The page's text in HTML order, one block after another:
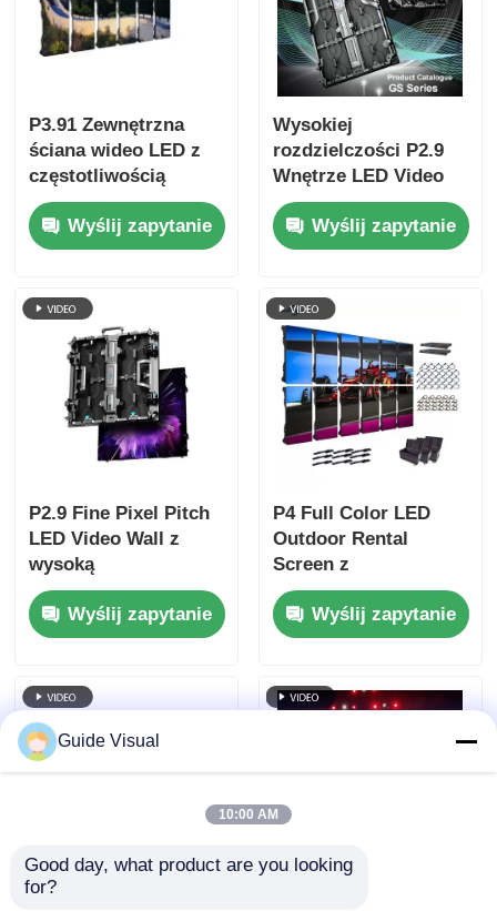
P3.91 Zewnętrzna
ściana wideo LED z
częstotliwością
odświeżania 7680Hz,
pełnym kolorem
wyświetlacza i
koncertów i imprez
scenicznych
Wyślij zapytanie
Wysokiej
rozdzielczości P2.9
Wnętrze LED Video
Wall z 2,9 mm Pixel
Pitch 3840 Hz Refresh
Rate i 4500cd / sqm
Wyślij zapytanie
P2.9 Fine Pixel Pitch
LED Video Wall z
wysoką
częstotliwością
odświeżania 7680Hz i
podwójnym
wsparciem sygnału
dla wydarzeń
scenicznych
Wyślij zapytanie
P4 Full Color LED
Outdoor Rental
Screen z
częstotliwością
odświeżania 7680Hz i
wodoodpornością
Wall Display
Wyślij zapytanie
Guide Visual
10:00 AM
Good day, what product are you looking
for?